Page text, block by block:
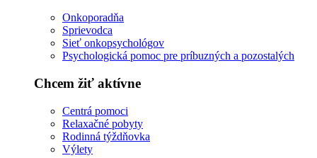
Onkoporadňa
Sprievodca
Sieť onkopsychológov
Psychologická pomoc pre príbuzných a pozostalých
Chcem žiť aktívne
Centrá pomoci
Relaxačné pobyty
Rodinná týždňovka
Výlety